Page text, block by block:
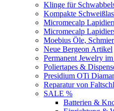
Klinge für
Kompakte
Micromecalp
Micromecalp
Moebius Öle,
Neue Bergeon Artikel
Permanent Jewelry
Poliertapes &
Presidium OTi
Reparatur von
SALE %
Batterien &